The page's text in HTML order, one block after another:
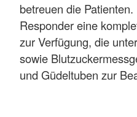
betreuen die
Responder eine
zur Verfügung, die
sowie
und Güdeltuben zur